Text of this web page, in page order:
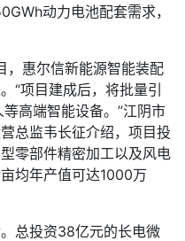
动力电池配套需求，
惠尔信新能源智能装配
“项目建成后，将批量引
高端智能设备。”江阴市
总监韦长征介绍，项目投
零部件精密加工以及风电
均年产值可达1000万
总投资38亿元的长电微